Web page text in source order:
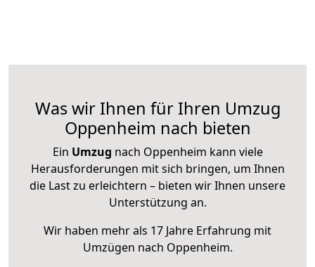
Was wir Ihnen für Ihren Umzug
Oppenheim nach bieten
Ein Umzug nach Oppenheim kann viele
Herausforderungen mit sich bringen, um Ihnen
die Last zu erleichtern – bieten wir Ihnen unsere
Unterstützung an.
Wir haben mehr als 17 Jahre Erfahrung mit
Umzügen nach Oppenheim.